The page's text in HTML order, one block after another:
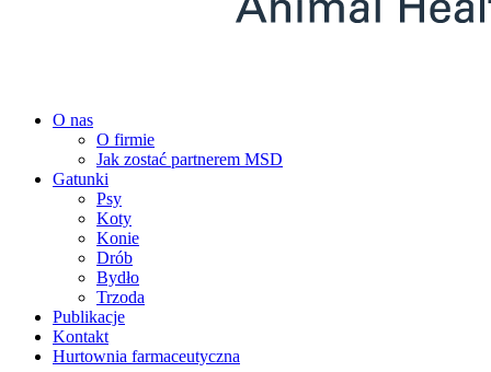
O nas
O firmie
Jak zostać partnerem MSD
Gatunki
Psy
Koty
Konie
Drób
Bydło
Trzoda
Publikacje
Kontakt
Hurtownia farmaceutyczna